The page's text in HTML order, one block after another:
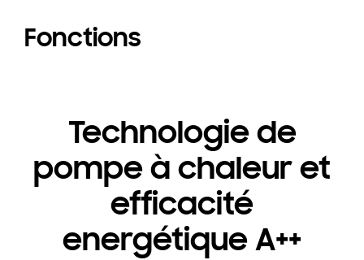
Fonctions
Technologie de
pompe à chaleur et
efficacité
energétique A++